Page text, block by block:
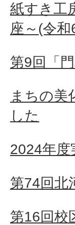
紙すき工
座～(令
第9回「
まちの美
した
2024年度
第74回北
第16回校